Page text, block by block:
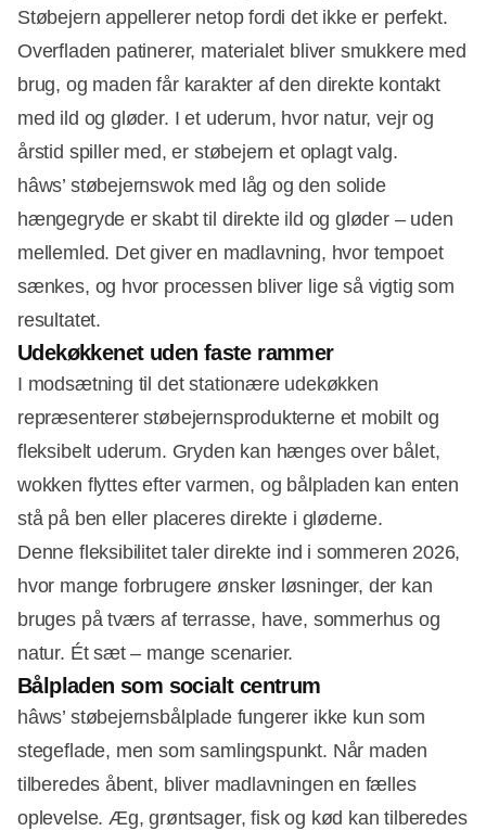
Støbejern appellerer netop fordi det ikke er perfekt.
Overfladen patinerer, materialet bliver smukkere med
brug, og maden får karakter af den direkte kontakt
med ild og gløder. I et uderum, hvor natur, vejr og
årstid spiller med, er støbejern et oplagt valg.
hâws’ støbejernswok med låg og den solide
hængegryde er skabt til direkte ild og gløder – uden
mellemled. Det giver en madlavning, hvor tempoet
sænkes, og hvor processen bliver lige så vigtig som
resultatet.
Udekøkkenet uden faste rammer
I modsætning til det stationære udekøkken
repræsenterer støbejernsprodukterne et mobilt og
fleksibelt uderum. Gryden kan hænges over bålet,
wokken flyttes efter varmen, og bålpladen kan enten
stå på ben eller placeres direkte i gløderne.
Denne fleksibilitet taler direkte ind i sommeren 2026,
hvor mange forbrugere ønsker løsninger, der kan
bruges på tværs af terrasse, have, sommerhus og
natur. Ét sæt – mange scenarier.
Bålpladen som socialt centrum
hâws’ støbejernsbålplade fungerer ikke kun som
stegeflade, men som samlingspunkt. Når maden
tilberedes åbent, bliver madlavningen en fælles
oplevelse. Æg, grøntsager, fisk og kød kan tilberedes